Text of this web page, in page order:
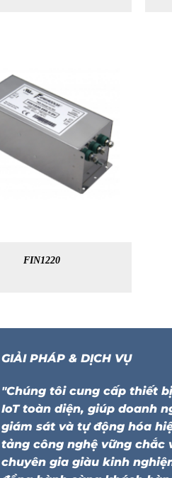
FIN1220
GIẢI PHÁP & DỊCH VỤ
"Chúng tôi cung cấp thiết
IoT toàn diện, giúp doanh
giám sát và tự động hóa
tảng công nghệ vững chắc
chuyên gia giàu kinh